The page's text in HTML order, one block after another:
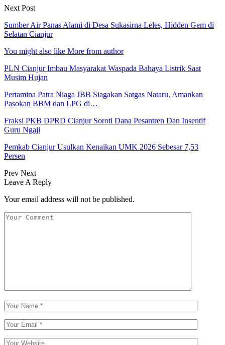
Next Post
Sumber Air Panas Alami di Desa Sukasirna Leles, Hidden Gem di
Selatan Cianjur
You might also like More from author
PLN Cianjur Imbau Masyarakat Waspada Bahaya Listrik Saat
Musim Hujan
Pertamina Patra Niaga JBB Siagakan Satgas Nataru, Amankan
Pasokan BBM dan LPG di…
Fraksi PKB DPRD Cianjur Soroti Dana Pesantren Dan Insentif
Guru Ngaji
Pemkab Cianjur Usulkan Kenaikan UMK 2026 Sebesar 7,53
Persen
Prev Next
Leave A Reply
Your email address will not be published.